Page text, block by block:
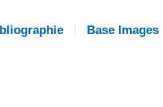
Base Images